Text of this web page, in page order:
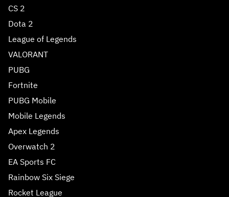
CS 2
Dota 2
League of Legends
VALORANT
PUBG
Fortnite
PUBG Mobile
Mobile Legends
Apex Legends
Overwatch 2
EA Sports FC
Rainbow Six Siege
Rocket League